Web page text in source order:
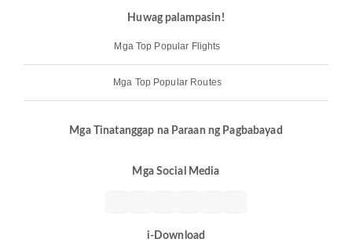
Huwag palampasin!
Mga Top Popular Flights
Mga Top Popular Routes
Mga Tinatanggap na Paraan ng Pagbabayad
Mga Social Media
i-Download